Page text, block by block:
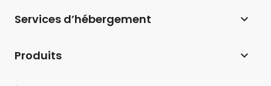
Services d’hébergement
Produits